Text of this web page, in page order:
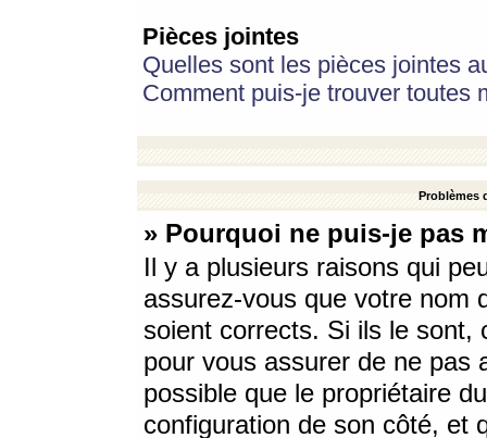
Pièces jointes
Quelles sont les pièces jointes
Comment puis-je trouver toutes
Problèmes
» Pourquoi ne puis-je pas
Il y a plusieurs raisons qui
assurez-vous que votre nom
soient corrects. Si ils le sont,
pour vous assurer de ne pas
possible que le propriétaire
configuration de son côté, et